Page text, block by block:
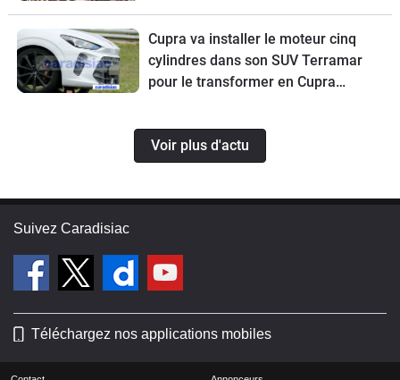
Cupra va installer le moteur cinq
cylindres dans son SUV Terramar
pour le transformer en Cupra
Voir plus d'actu
Suivez Caradisiac
Téléchargez nos applications mobiles